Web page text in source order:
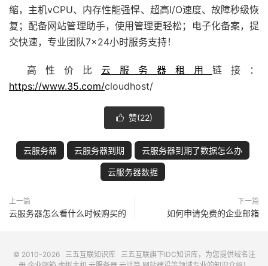
缩，主机vCPU、内存性能强悍、超高I/O速度、故障秒级恢
复；配备网站管理助手，使用管理更轻松；电子化备案，提
交快速，专业团队7×24小时服务支持！
高性价比 云服务器租用 链接：
https://www.35.com/cloudhost/
 赞(22)
云服务器 云服务器到期 云服务器到期了数据怎么办
云服务器数据
上一篇
云服务器怎么看什么时候购买的
下一篇
如何申请免费的企业邮箱
© 2010-2026 三五互联知识库 三五互联旗下IDC知识库，为您提供域名注